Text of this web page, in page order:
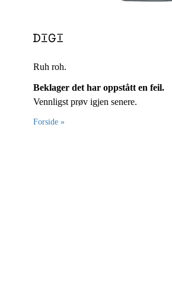
Ruh roh.
Beklager det har oppstått en feil.
Vennligst prøv igjen senere.
Forside »